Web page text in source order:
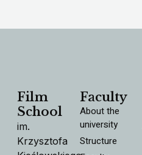
Film
School
im.
Krzysztofa
Faculty
About the
university
Structure